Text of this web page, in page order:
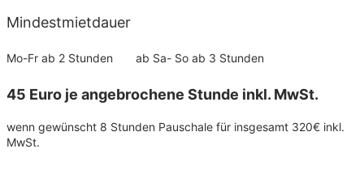
Mindestmietdauer
Mo-Fr ab 2 Stunden ab Sa- So ab 3 Stunden
​45 Euro je angebrochene Stunde inkl. MwSt.
wenn gewünscht 8 Stunden Pauschale für insgesamt 320€ inkl.
MwSt.